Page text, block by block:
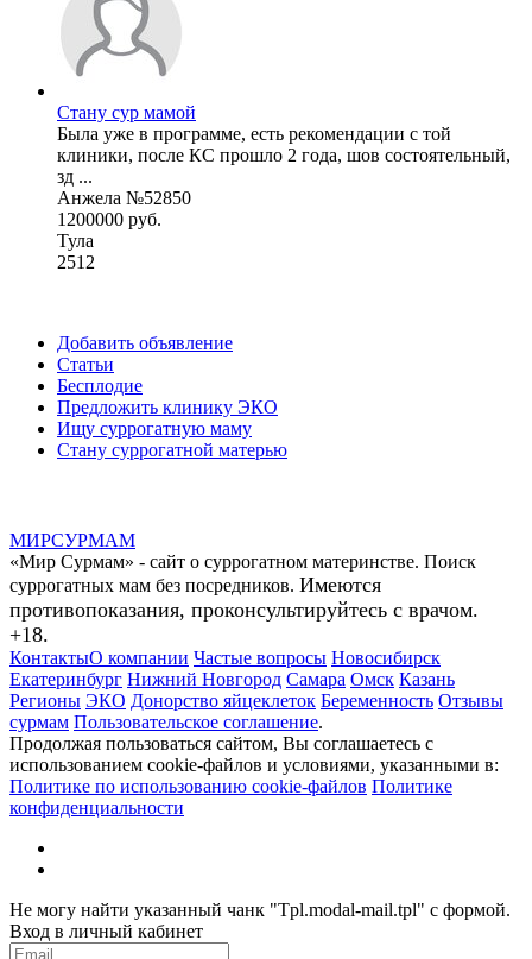
Стану сур мамой
Была уже в программе, есть рекомендации с той
клиники, после КС прошло 2 года, шов состоятельный,
зд ...
Анжела №52850
1200000 руб.
Тула
2512
Добавить объявление
Статьи
Бесплодие
Предложить клинику ЭКО
Ищу суррогатную маму
Стану суррогатной матерью
МИРСУРМАМ
«Мир Сурмам» - сайт о суррогатном материнстве. Поиск
суррогатных мам без посредников. Имеются
противопоказания, проконсультируйтесь с врачом.
+18.
КонтактыО компании Частые вопросы Новосибирск
Екатеринбург Нижний Новгород Самара Омск Казань
Регионы ЭКО Донорство яйцеклеток Беременность Отзывы
сурмам Пользовательское соглашение.
Продолжая пользоваться сайтом, Вы соглашаетесь с
использованием cookie-файлов и условиями, указанными в:
Политике по использованию cookie-файлов Политике
конфиденциальности
Не могу найти указанный чанк "Tpl.modal-mail.tpl" с формой.
Вход в личный кабинет